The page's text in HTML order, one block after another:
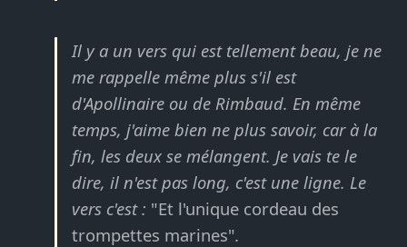
Il y a un vers qui est tellement beau, je ne
me rappelle même plus s'il est
d'Apollinaire ou de Rimbaud. En même
temps, j'aime bien ne plus savoir, car à la
fin, les deux se mélangent. Je vais te le
dire, il n'est pas long, c'est une ligne. Le
vers c'est : "Et l'unique cordeau des
trompettes marines".